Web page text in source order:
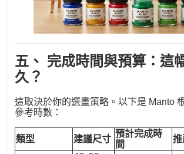
五、 完成時間與預算：這
久？
這取決於你的選畫策略。以下是 Manto
參考時數：
類型 建議尺寸
預計完成時
間
推